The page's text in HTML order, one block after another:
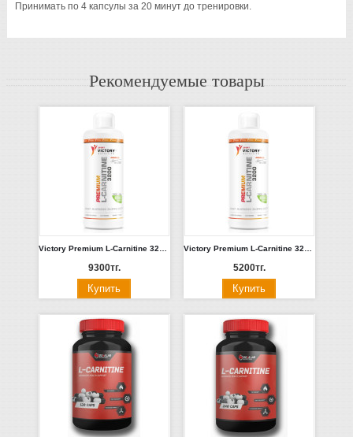
Принимать по 4 капсулы за 20 минут до тренировки.
Рекомендуемые товары
9300тг. 5200тг.